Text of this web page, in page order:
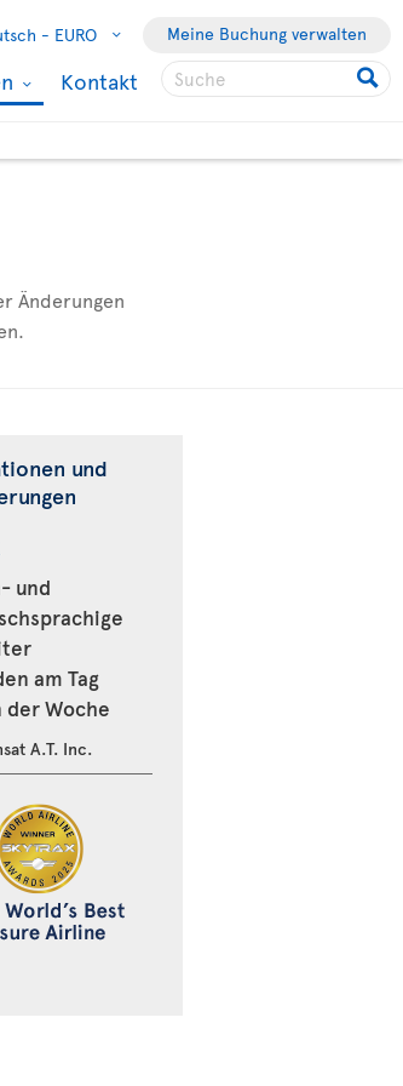
- EURO Meine Buchung verwalten
Kontakt
Änderungen
und
und
am Tag
der Woche
A.T. Inc.